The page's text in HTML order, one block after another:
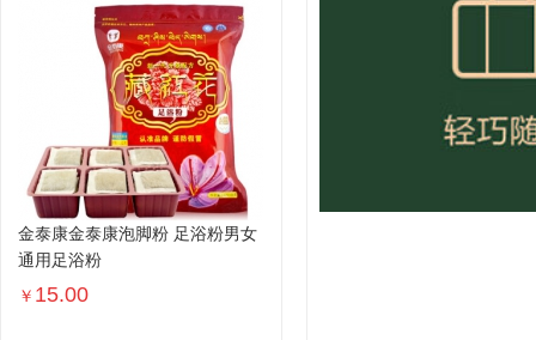
金泰康金泰康泡脚粉 足浴粉男女
通用足浴粉
￥ 15.00